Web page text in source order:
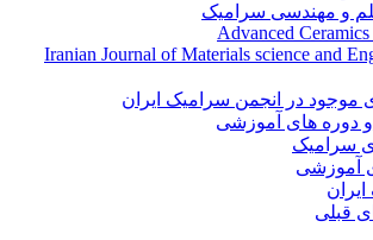
و مهندسی سرامیک
Advanced
Iranian Journal of Materials science and
موجود در انجمن سرامیک ایران
و دوره های آموزشی
سرامیک
آموزشی
قبلی